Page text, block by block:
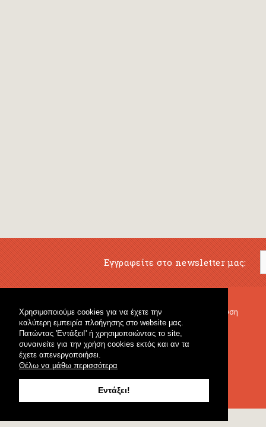
Χρησιμοποιούμε cookies για να έχετε την
καλύτερη εμπειρία πλοήγησης στο website μας.
Πατώντας 'Εντάξει!' ή χρησιμοποιώντας το site,
συναινείτε για την χρήση cookies εκτός και αν τα
έχετε απενεργοποιήσει.
Θέλω να μάθω περισσότερα
Εντάξει!
Εγγραφείτε στο newsletter μας:
Μουσικό Βιβλιοπωλείο
Κρουστά & Εκπαιδευτικό Υλικό
Γενικό Βιβλιοπωλείο
Μουσική Εκπαίδευση
Fagotto Blog